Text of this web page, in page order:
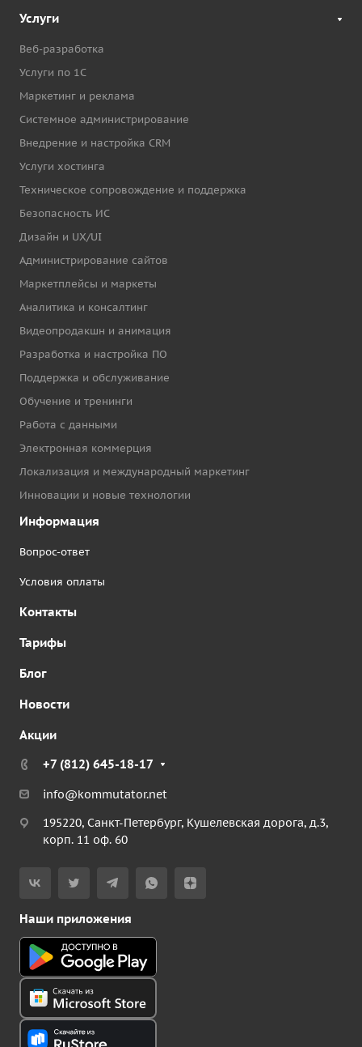
Услуги
Веб-разработка
Услуги по 1С
Маркетинг и реклама
Системное администрирование
Внедрение и настройка CRM
Услуги хостинга
Техническое сопровождение и поддержка
Безопасность ИС
Дизайн и UX/UI
Администрирование сайтов
Маркетплейсы и маркеты
Аналитика и консалтинг
Видеопродакшн и анимация
Разработка и настройка ПО
Поддержка и обслуживание
Обучение и тренинги
Работа с данными
Электронная коммерция
Локализация и международный маркетинг
Инновации и новые технологии
Информация
Вопрос-ответ
Условия оплаты
Контакты
Тарифы
Блог
Новости
Акции
+7 (812) 645-18-17
info@kommutator.net
195220, Санкт-Петербург, Кушелевская дорога, д.3,
корп. 11 оф. 60
Наши приложения